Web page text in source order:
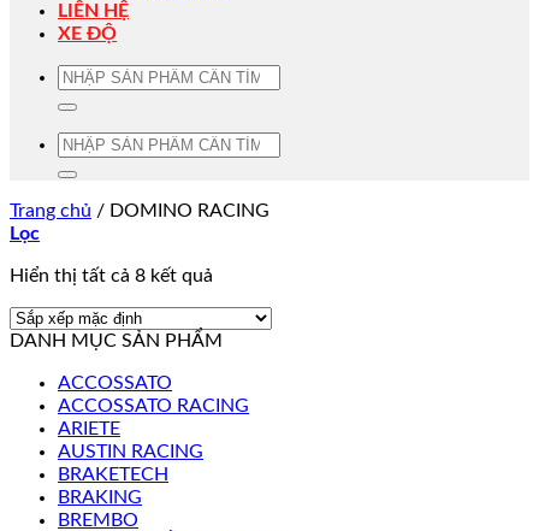
LIÊN HỆ
XE ĐỘ
Tìm
Tìm
Trang chủ / DOMINO RACING
Lọc
Hiển thị tất cả 8 kết quả
DANH MỤC SẢN PHẨM
ACCOSSATO
ACCOSSATO RACING
ARIETE
AUSTIN RACING
BRAKETECH
BRAKING
BREMBO